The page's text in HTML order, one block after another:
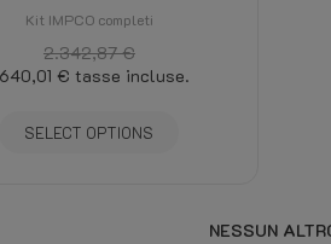
Kit IMPCO completi
2.342,87 €
€ tasse incluse.
SELECT OPTIONS
NESSUN